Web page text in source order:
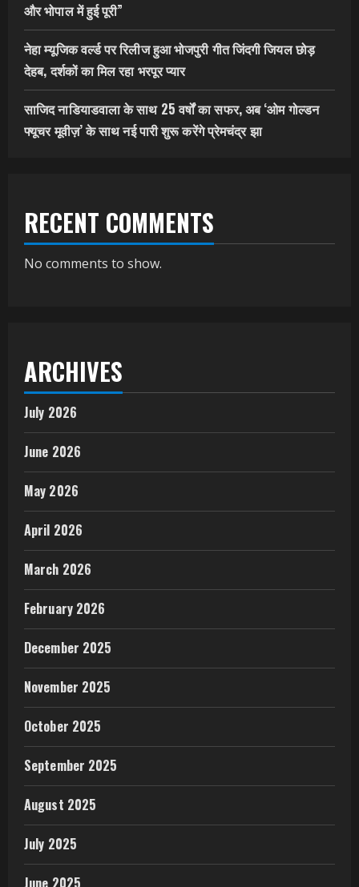
और भोपाल में हुई पूरी”
नेहा म्यूजिक वर्ल्ड पर रिलीज हुआ भोजपुरी गीत जिंदगी जियल छोड़
देहब, दर्शकों का मिल रहा भरपूर प्यार
साजिद नाडियाडवाला के साथ 25 वर्षों का सफर, अब ‘ओम गोल्डन
फ्यूचर मूवीज़’ के साथ नई पारी शुरू करेंगे प्रेमचंद्र झा
RECENT COMMENTS
No comments to show.
ARCHIVES
July 2026
June 2026
May 2026
April 2026
March 2026
February 2026
December 2025
November 2025
October 2025
September 2025
August 2025
July 2025
June 2025